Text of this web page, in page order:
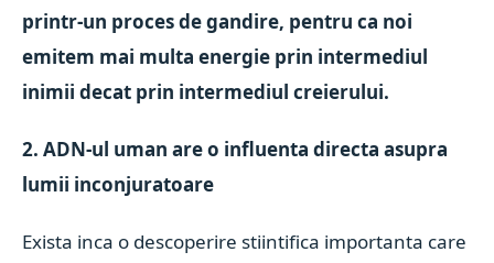
printr-un proces de gandire, pentru ca noi
emitem mai multa energie prin intermediul
inimii decat prin intermediul creierului.
2. ADN-ul uman are o influenta directa asupra
lumii inconjuratoare
Exista inca o descoperire stiintifica importanta care